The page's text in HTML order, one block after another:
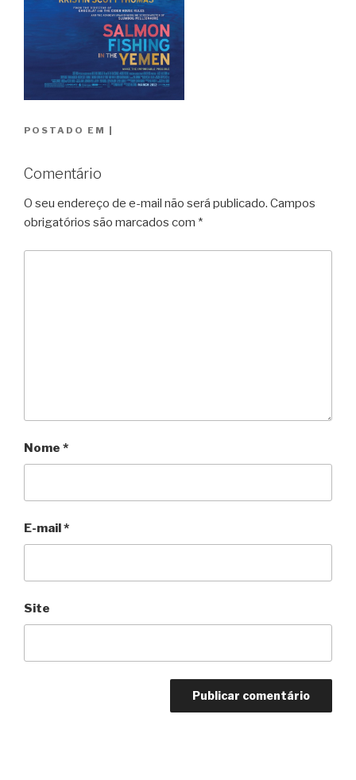
POSTADO EM
Comentário
O seu endereço de e-mail não será publicado. Campos
obrigatórios são marcados com *
Nome *
E-mail*
Site